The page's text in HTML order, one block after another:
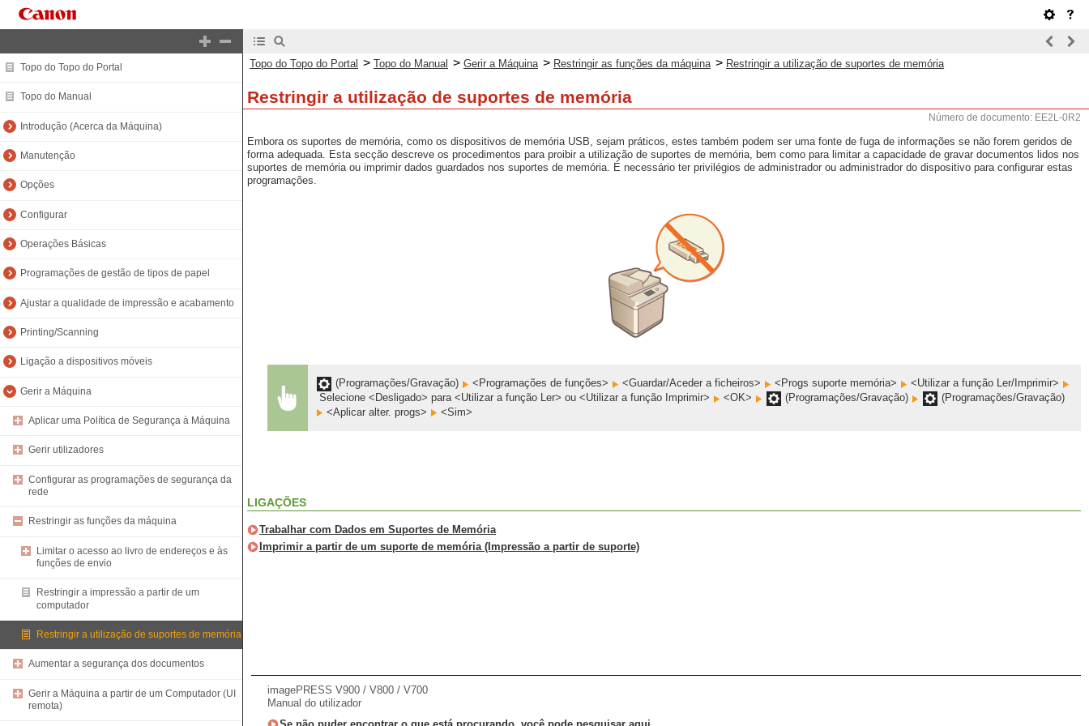
Topo do Topo do Portal
Topo do Manual
Introdução (Acerca da Máquina)
Manutenção
Opções
Configurar
Operações Básicas
Programações de gestão de tipos de papel
Ajustar a qualidade de impressão e acabamento
Printing/Scanning
Ligação a dispositivos móveis
Gerir a Máquina
Aplicar uma Política de Segurança à Máquina
Gerir utilizadores
Configurar as programações de segurança da
rede
Restringir as funções da máquina
Limitar o acesso ao livro de endereços e às
funções de envio
Restringir a impressão a partir de um
computador
Restringir a utilização de suportes de memória
Aumentar a segurança dos documentos
Gerir a Máquina a partir de um Computador (UI
remota)
Topo do Topo do Portal > Topo do Manual > Gerir a Máquina > Restringir as funções da máquina > Restringir a utilização de suportes de memória
Restringir a utilização de suportes de memória
Número de documento: EE2L-0R2
Embora os suportes de memória, como os dispositivos de memória USB, sejam práticos, estes também podem ser uma fonte de fuga de informações se não forem geridos de
forma adequada. Esta secção descreve os procedimentos para proibir a utilização de suportes de memória, bem como para limitar a capacidade de gravar documentos lidos nos
suportes de memória ou imprimir dados guardados nos suportes de memória. É necessário ter privilégios de administrador ou administrador do dispositivo para configurar estas
programações.
(Programações/Gravação) <Programações de funções> <Guardar/Aceder a ficheiros> <Progs suporte memória>
<Utilizar a função Ler/Imprimir>
Selecione <Desligado> para <Utilizar a função Ler> ou <Utilizar a função Imprimir>
<OK> (Programações/Gravação)
(Programações/Gravação)
<Aplicar alter. progs>
<Sim>
LIGAÇÕES
Trabalhar com Dados em Suportes de Memória
Imprimir a partir de um suporte de memória (Impressão a partir de suporte)
imagePRESS V900 / V800 / V700
Manual do utilizador